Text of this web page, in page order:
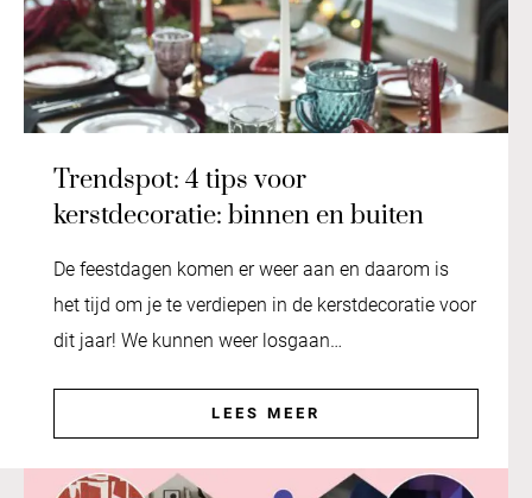
Trendspot: 4 tips voor
kerstdecoratie: binnen en buiten
De feestdagen komen er weer aan en daarom is
het tijd om je te verdiepen in de kerstdecoratie voor
dit jaar! We kunnen weer losgaan…
LEES MEER